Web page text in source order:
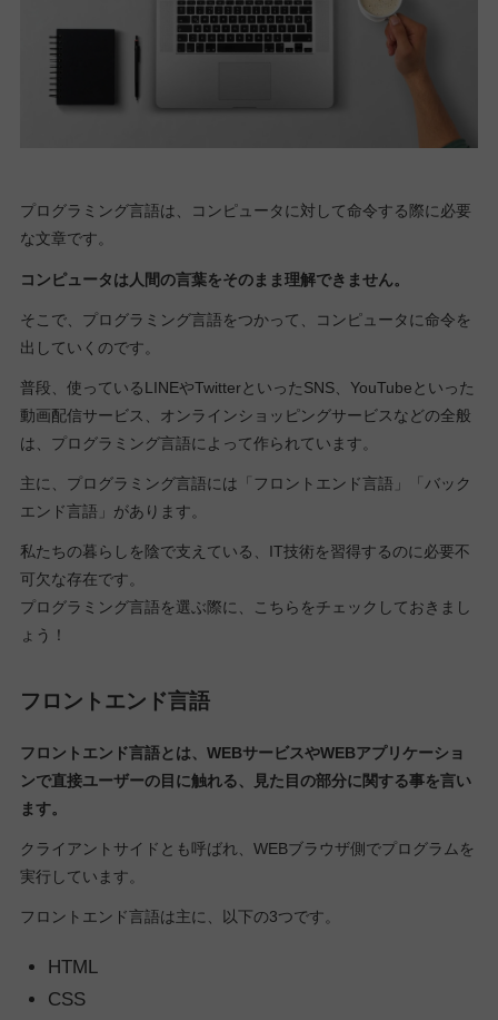
プログラミング言語は、コンピュータに対して命令する際に必要
な文章です。
コンピュータは人間の言葉をそのまま理解できません。
そこで、プログラミング言語をつかって、コンピュータに命令を
出していくのです。
普段、使っているLINEやTwitterといったSNS、YouTubeといった
動画配信サービス、オンラインショッピングサービスなどの全般
は、プログラミング言語によって作られています。
主に、プログラミング言語には「フロントエンド言語」「バック
エンド言語」があります。
私たちの暮らしを陰で支えている、IT技術を習得するのに必要不
可欠な存在です。
プログラミング言語を選ぶ際に、こちらをチェックしておきまし
ょう！
フロントエンド言語
フロントエンド言語とは、WEBサービスやWEBアプリケーショ
ンで直接ユーザーの目に触れる、見た目の部分に関する事を言い
ます。
クライアントサイドとも呼ばれ、WEBブラウザ側でプログラムを
実行しています。
フロントエンド言語は主に、以下の3つです。
HTML
CSS